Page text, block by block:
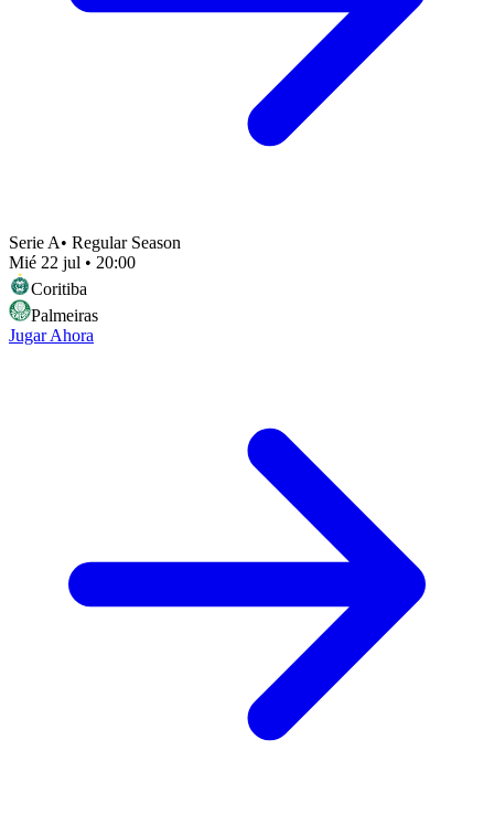
Serie A• Regular Season
Mié 22 jul • 20:00
Coritiba
Palmeiras
Jugar Ahora